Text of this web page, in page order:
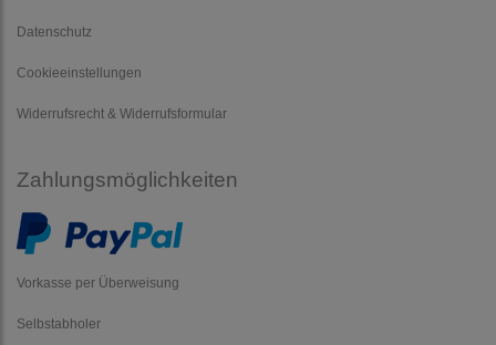
Datenschutz
Cookieeinstellungen
Widerrufsrecht & Widerrufsformular
Zahlungsmöglichkeiten
Vorkasse per Überweisung
Selbstabholer